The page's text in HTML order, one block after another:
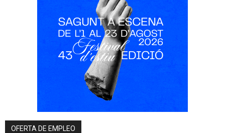
OFERTA DE EMPLEO